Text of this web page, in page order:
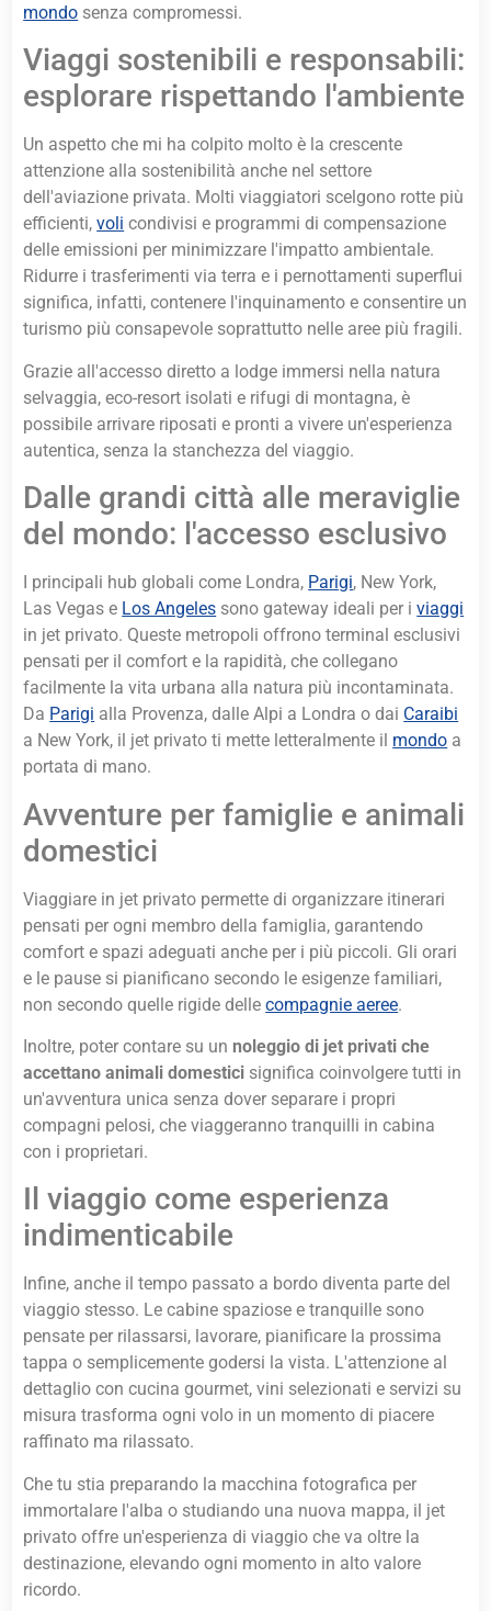
mondo senza compromessi.
Viaggi sostenibili e responsabili:
esplorare rispettando l'ambiente
Un aspetto che mi ha colpito molto è la crescente
attenzione alla sostenibilità anche nel settore
dell'aviazione privata. Molti viaggiatori scelgono rotte più
efficienti,voli condivisi e programmi di compensazione
delle emissioni per minimizzare l'impatto ambientale.
Ridurre i trasferimenti via terra e i pernottamenti superflui
significa, infatti, contenere l'inquinamento e consentire un
turismo più consapevole soprattutto nelle aree più fragili.
Grazie all'accesso diretto a lodge immersi nella natura
selvaggia, eco-resort isolati e rifugi di montagna, è
possibile arrivare riposati e pronti a vivere un'esperienza
autentica, senza la stanchezza del viaggio.
Dalle grandi città alle meraviglie
del mondo: l'accesso esclusivo
I principali hub globali come Londra, Parigi, New York,
Las Vegas e Los Angeles sono gateway ideali per iviaggi
in jet privato. Queste metropoli offrono terminal esclusivi
pensati per il comfort e la rapidità, che collegano
facilmente la vita urbana alla natura più incontaminata.
Da Parigi alla Provenza, dalle Alpi a Londra o dai Caraibi
a New York, il jet privato ti mette letteralmente il mondo a
portata di mano.
Avventure per famiglie e animali
domestici
Viaggiare in jet privato permette di organizzare itinerari
pensati per ogni membro della famiglia, garantendo
comfort e spazi adeguati anche per i più piccoli. Gli orari
e le pause si pianificano secondo le esigenze familiari,
non secondo quelle rigide dellecompagnie aeree.
Inoltre, poter contare su un noleggio di jet privati che
accettano animali domestici significa coinvolgere tutti in
un'avventura unica senza dover separare i propri
compagni pelosi, che viaggeranno tranquilli in cabina
con i proprietari.
Il viaggio come esperienza
indimenticabile
Infine, anche il tempo passato a bordo diventa parte del
viaggio stesso. Le cabine spaziose e tranquille sono
pensate per rilassarsi, lavorare, pianificare la prossima
tappa o semplicemente godersi la vista. L'attenzione al
dettaglio con cucina gourmet, vini selezionati e servizi su
misura trasforma ogni volo in un momento di piacere
raffinato ma rilassato.
Che tu stia preparando la macchina fotografica per
immortalare l'alba o studiando una nuova mappa, il jet
privato offre un'esperienza di viaggio che va oltre la
destinazione, elevando ogni momento in alto valore
ricordo.